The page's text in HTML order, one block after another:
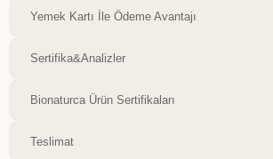
Yemek Kartı İle Ödeme Avantajı
Sertifika&Analizler
Bionaturca Ürün Sertifikaları
Teslimat